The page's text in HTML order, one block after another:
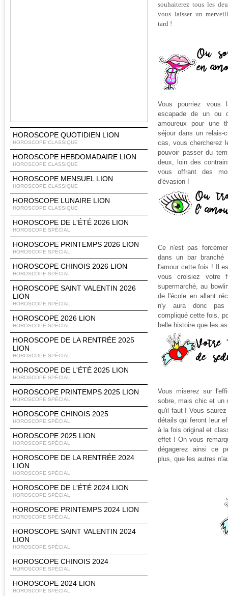
HOROSCOPE QUOTIDIEN LION
HOROSCOPE CLASSIQUE
HOROSCOPE HEBDOMADAIRE LION
HOROSCOPE CLASSIQUE
HOROSCOPE MENSUEL LION
HOROSCOPE CLASSIQUE
HOROSCOPE LUNAIRE LION
HOROSCOPE CLASSIQUE
HOROSCOPE DE L'ÉTÉ 2026 LION
HOROSCOPE SPÉCIAL
HOROSCOPE PRINTEMPS 2026 LION
HOROSCOPE SPÉCIAL
HOROSCOPE CHINOIS 2026 LION
HOROSCOPE SPÉCIAL
HOROSCOPE SAINT VALENTIN 2026
LION
HOROSCOPE SPÉCIAL
HOROSCOPE 2026 LION
HOROSCOPE SPÉCIAL
HOROSCOPE DE LA RENTRÉE 2025
LION
HOROSCOPE SPÉCIAL
HOROSCOPE DE L'ÉTÉ 2025 LION
HOROSCOPE SPÉCIAL
HOROSCOPE PRINTEMPS 2025 LION
HOROSCOPE SPÉCIAL
HOROSCOPE CHINOIS 2025
HOROSCOPE SPÉCIAL
HOROSCOPE 2025 LION
HOROSCOPE SPÉCIAL
HOROSCOPE DE LA RENTRÉE 2024
LION
HOROSCOPE SPÉCIAL
HOROSCOPE DE L'ÉTÉ 2024 LION
HOROSCOPE SPÉCIAL
HOROSCOPE PRINTEMPS 2024 LION
HOROSCOPE SPÉCIAL
HOROSCOPE SAINT VALENTIN 2024
LION
HOROSCOPE SPÉCIAL
HOROSCOPE CHINOIS 2024
HOROSCOPE SPÉCIAL
HOROSCOPE 2024 LION
HOROSCOPE SPÉCIAL
souhaiterez tous les
vous laisser un
tard !
Vous pourriez vous
escapade de un ou
amoureux pour une
séjour dans un relais-
cas, vous chercherez
pouvoir passer du
deux, loin des
vous offrant des
d'évasion !
Ce n'est pas
dans un bar branché
l'amour cette fois ! Il
vous croisiez votre
supermarché, au
de l'école en allant
n'y aura donc pas
compliqué cette fois,
belle histoire que les
Vous miserez sur
sobre, mais chic et un
qu'il faut ! Vous
détails qui feront leur
à la fois original et
effet ! On vous
dégagerez ainsi ce
plus, que les autres